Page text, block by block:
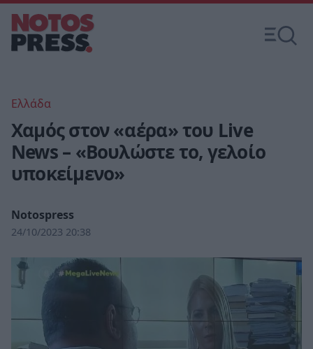
Ελλάδα
Χαμός στον «αέρα» του Live
News – «Βουλώστε το, γελοίο
υποκείμενο»
Notospress
24/10/2023 20:38